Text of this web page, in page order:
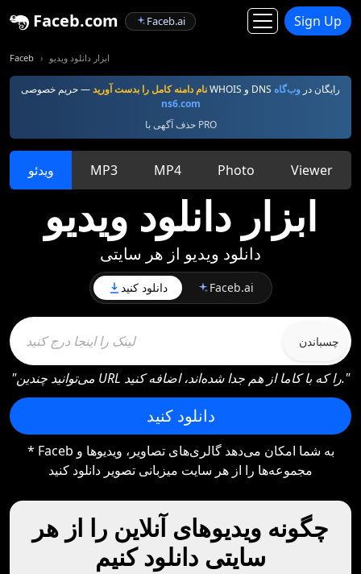
Faceb.com Faceb.ai Sign Up
Faceb ابزار دانلود ویدیو
نام دامنه کامل را بدست آورید — حریم خصوصی WHOIS و DNS رایگان در وب‌گاه
ns6.com
حذف آگهی با PRO
ویدئو MP3 MP4 Photo Viewer
ابزار دانلود ویدیو
دانلود ویدیو از هر سایتی
دانلود کنید Faceb.ai
چسباندن
"می‌توانید چندین URL را که با کاما از هم جدا شده‌اند، اضافه کنید."
دانلود کنید
* Faceb به شما امکان می‌دهد گالری‌های تصاویر، ویدیوها و
مجموعه‌ها را از هر سایت میزبانی تصویر دانلود کنید
چگونه ویدیوهای آنلاین را از هر
سایتی دانلود کنیم